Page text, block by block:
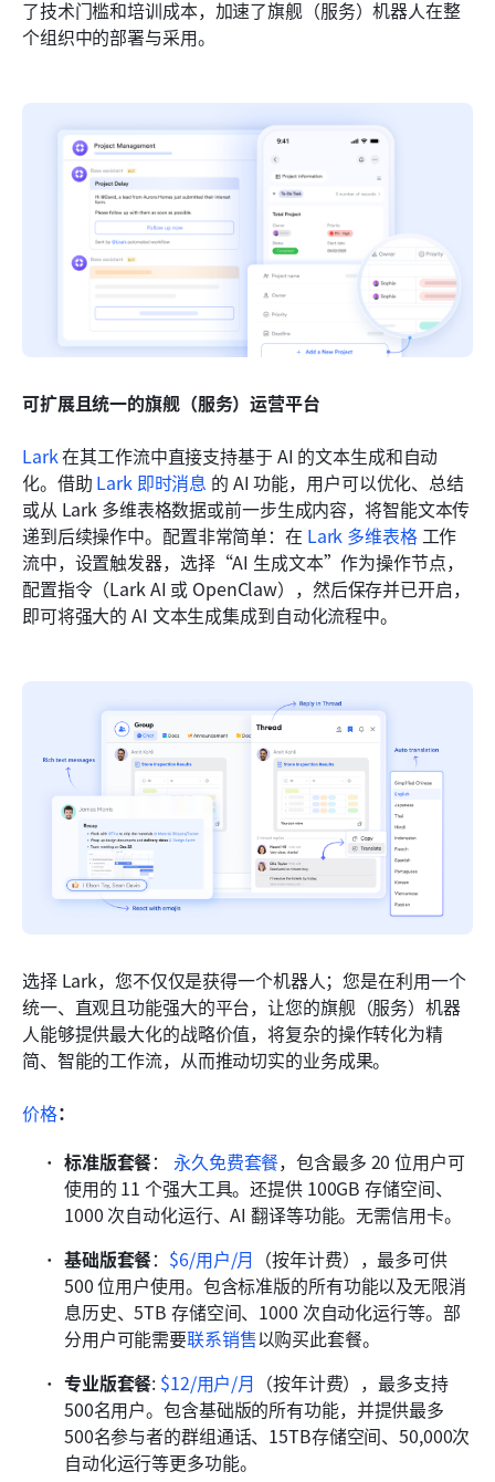
了技术门槛和培训成本，加速了旗舰（服务）机器人在整
个组织中的部署与采用。
可扩展且统一的旗舰（服务）运营平台
Lark 在其工作流中直接支持基于 AI 的文本生成和自动
化。借助 Lark 即时消息 的 AI 功能，用户可以优化、总结
或从 Lark 多维表格数据或前一步生成内容，将智能文本传
递到后续操作中。配置非常简单：在 Lark 多维表格 工作
流中，设置触发器，选择“AI 生成文本”作为操作节点，
配置指令（Lark AI 或 OpenClaw），然后保存并已开启，
即可将强大的 AI 文本生成集成到自动化流程中。
选择 Lark，您不仅仅是获得一个机器人；您是在利用一个
统一、直观且功能强大的平台，让您的旗舰（服务）机器
人能够提供最大化的战略价值，将复杂的操作转化为精
简、智能的工作流，从而推动切实的业务成果。
价格：
标准版套餐： 永久免费套餐，包含最多 20 位用户可
使用的 11 个强大工具。还提供 100GB 存储空间、
1000 次自动化运行、AI 翻译等功能。无需信用卡。
基础版套餐： $6/用户/月 （按年计费），最多可供
500 位用户使用。包含标准版的所有功能以及无限消
息历史、5TB 存储空间、1000 次自动化运行等。部
分用户可能需要联系销售以购买此套餐。
专业版套餐: $12/用户/月 （按年计费），最多支持
500名用户。包含基础版的所有功能，并提供最多
500名参与者的群组通话、15TB存储空间、50,000次
自动化运行等更多功能。